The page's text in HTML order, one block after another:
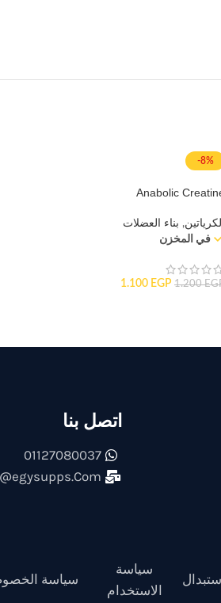
-8%
Anabolic
الكرياتين, بناء العضلات
في المخزن
1.200
1.100 EGP
اتصل بنا
01127080037
سياسة
الاستخدام
سياسة